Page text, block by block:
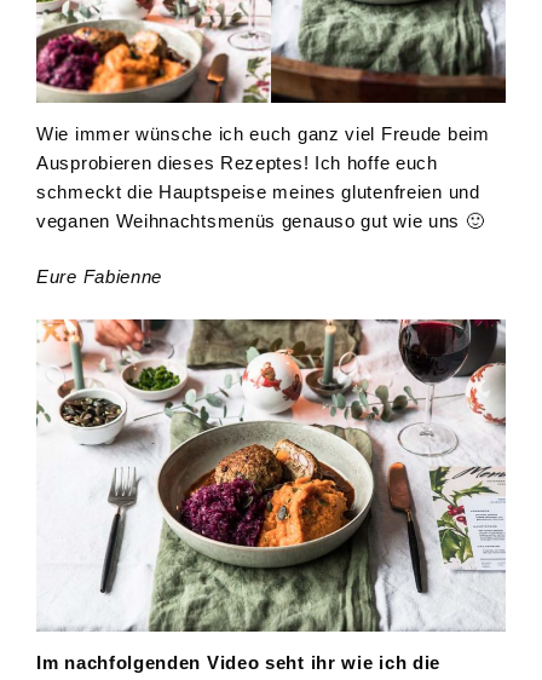
Wie immer wünsche ich euch ganz viel Freude beim
Ausprobieren dieses Rezeptes! Ich hoffe euch
schmeckt die Hauptspeise meines glutenfreien und
veganen Weihnachtsmenüs genauso gut wie uns 🙂
Eure Fabienne
Im nachfolgenden Video seht ihr wie ich die